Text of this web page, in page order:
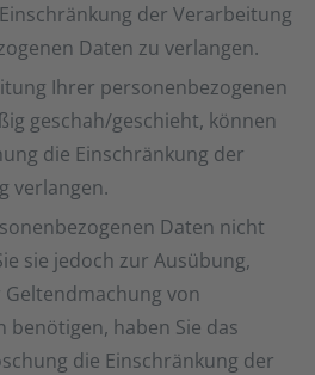
der Verarbeitung
Daten zu verlangen.
Ihrer personenbezogenen
geschah/geschieht, können
die Einschränkung der
verlangen.
Daten nicht
sie jedoch zur Ausübung,
von
benötigen, haben Sie das
die Einschränkung der